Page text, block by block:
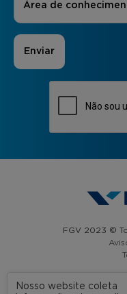
Área de
FGV 2023 ©
Nosso website coleta